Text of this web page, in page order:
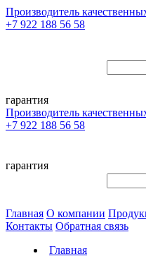
Производитель
+7 922 188 56 58
гарантия
Производитель
+7 922 188 56 58
гарантия
Главная О компании
Контакты Обратная связь
Главная